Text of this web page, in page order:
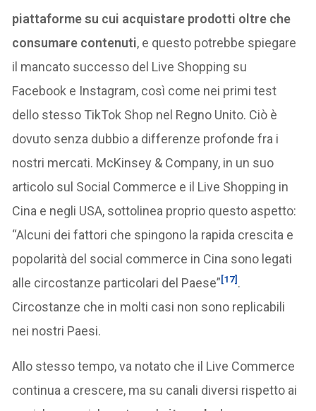
piattaforme su cui acquistare prodotti oltre che
consumare contenuti, e questo potrebbe spiegare
il mancato successo del Live Shopping su
Facebook e Instagram, così come nei primi test
dello stesso TikTok Shop nel Regno Unito. Ciò è
dovuto senza dubbio a differenze profonde fra i
nostri mercati. McKinsey & Company, in un suo
articolo sul Social Commerce e il Live Shopping in
Cina e negli USA, sottolinea proprio questo aspetto:
“Alcuni dei fattori che spingono la rapida crescita e
popolarità del social commerce in Cina sono legati
alle circostanze particolari del Paese”[17] .
Circostanze che in molti casi non sono replicabili
nei nostri Paesi.
Allo stesso tempo, va notato che il Live Commerce
continua a crescere, ma su canali diversi rispetto ai